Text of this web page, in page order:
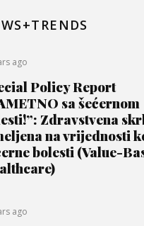
ago
Policy Report
sa šećernom
Zdravstvena
na vrijednosti
bolesti (Value-
ago